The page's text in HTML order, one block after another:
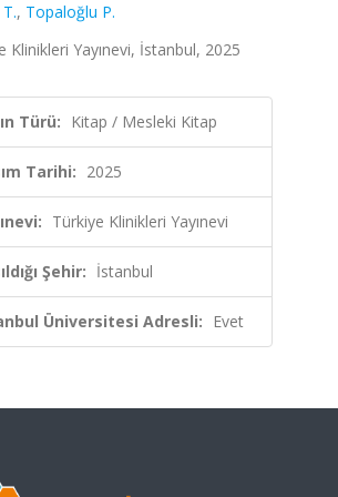
T., Topaloğlu P.
Klinikleri Yayınevi, İstanbul, 2025
Türü: Kitap / Mesleki Kitap
Tarihi: 2025
Türkiye Klinikleri Yayınevi
Şehir: İstanbul
Üniversitesi Adresli: Evet